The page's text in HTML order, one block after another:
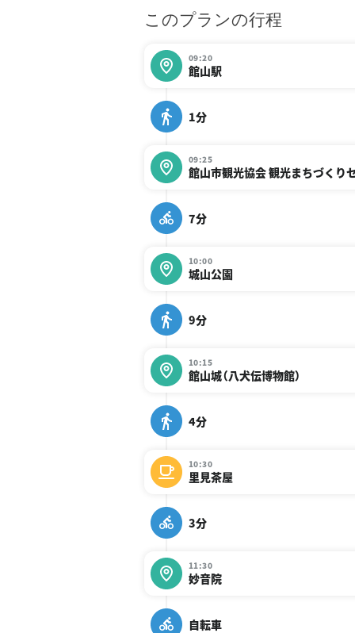
このプランの行程
09:20
館山駅
1分
09:25
館山市観光協会 観光まちづくり
7分
10:00
城山公園
9分
10:15
館山城（八犬伝博物館）
4分
10:30
里見茶屋
3分
11:30
妙音院
自転車